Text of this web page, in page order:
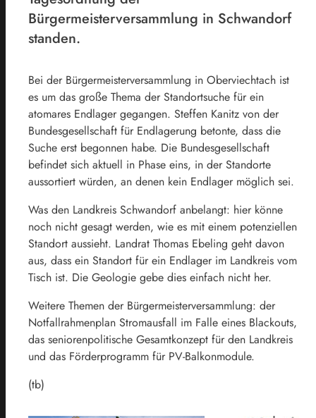
Bürgermeisterversammlung in Schwandorf
standen.
Bei der Bürgermeisterversammlung in Oberviechtach ist
es um das große Thema der Standortsuche für ein
atomares Endlager gegangen. Steffen Kanitz von der
Bundesgesellschaft für Endlagerung betonte, dass die
Suche erst begonnen habe. Die Bundesgesellschaft
befindet sich aktuell in Phase eins, in der Standorte
aussortiert würden, an denen kein Endlager möglich sei.
Was den Landkreis Schwandorf anbelangt: hier könne
noch nicht gesagt werden, wie es mit einem potenziellen
Standort aussieht. Landrat Thomas Ebeling geht davon
aus, dass ein Standort für ein Endlager im Landkreis vom
Tisch ist. Die Geologie gebe dies einfach nicht her.
Weitere Themen der Bürgermeisterversammlung: der
Notfallrahmenplan Stromausfall im Falle eines Blackouts,
das seniorenpolitische Gesamtkonzept für den Landkreis
und das Förderprogramm für PV-Balkonmodule.
(tb)